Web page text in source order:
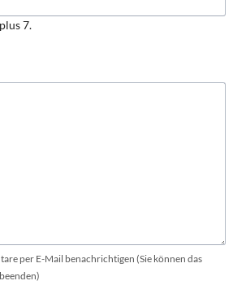
7.
per E-Mail benachrichtigen (Sie können das